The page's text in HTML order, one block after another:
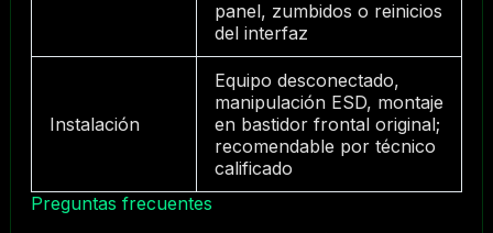
panel, zumbidos o reinicios
del interfaz
Instalación
Equipo desconectado,
manipulación ESD, montaje
en bastidor frontal original;
recomendable por técnico
calificado
Preguntas frecuentes